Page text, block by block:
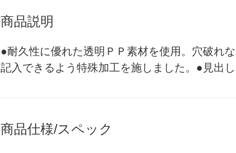
商品説明
●耐久性に優れた透明ＰＰ素材を使用。穴破れ
記入できるよう特殊加工を施しました。●見出
商品仕様/スペック